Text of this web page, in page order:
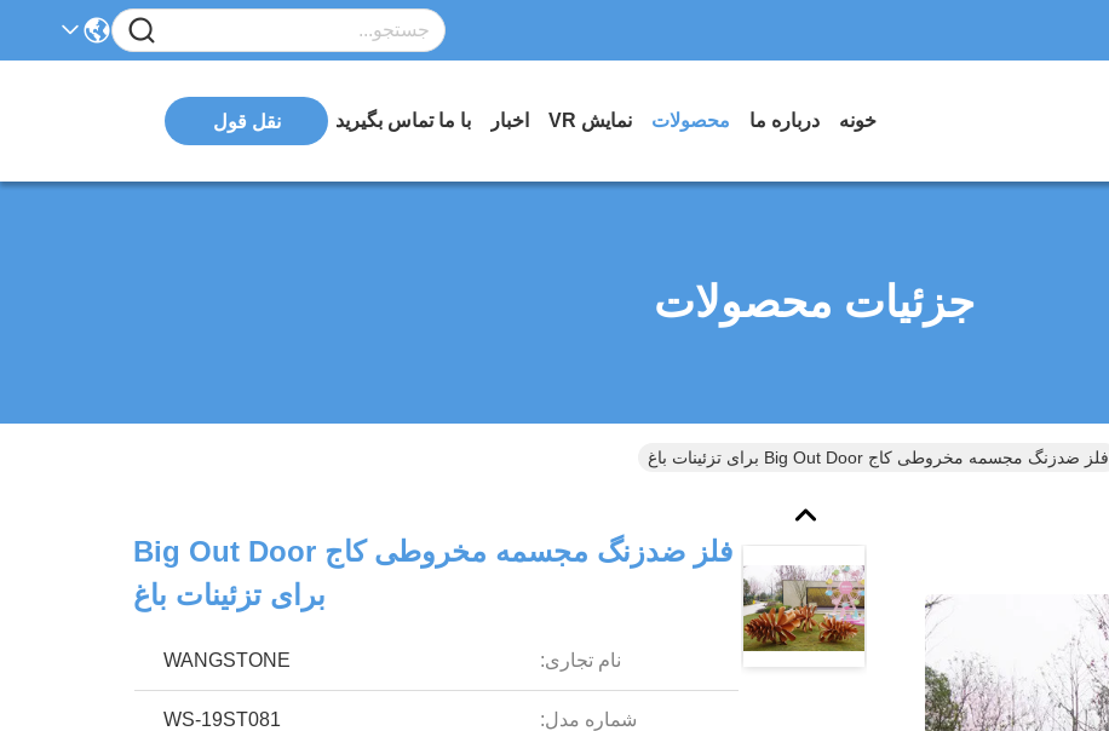
خونه درباره ما محصولات نمایش VR اخبار با ما تماس بگیرید نقل قول
جزئیات محصولات
فلز ضدزنگ مجسمه مخروطی کاج Big Out Door برای تزئینات باغ
فلز ضدزنگ مجسمه مخروطی کاج Big Out Door
برای تزئینات باغ
نام تجاری: WANGSTONE
شماره مدل: WS-19ST081